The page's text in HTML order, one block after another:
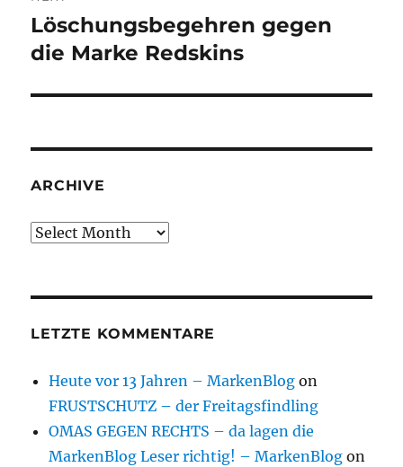
Next
post:
Löschungsbegehren gegen
die Marke Redskins
ARCHIVE
Archive
LETZTE KOMMENTARE
Heute vor 13 Jahren – MarkenBlog on
FRUSTSCHUTZ – der Freitagsfindling
OMAS GEGEN RECHTS – da lagen die
MarkenBlog Leser richtig! – MarkenBlog on